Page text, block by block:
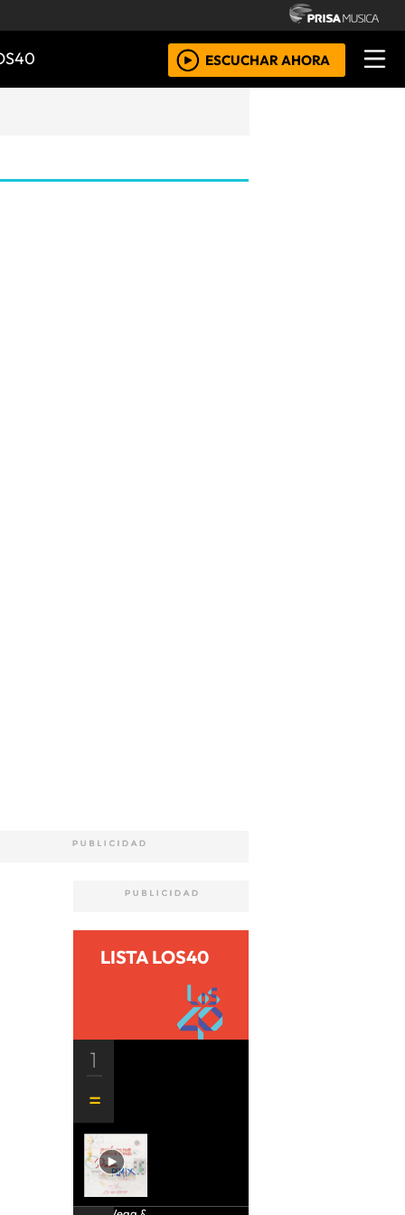
ESCUCHAR AHORA
LISTA LOS40
1